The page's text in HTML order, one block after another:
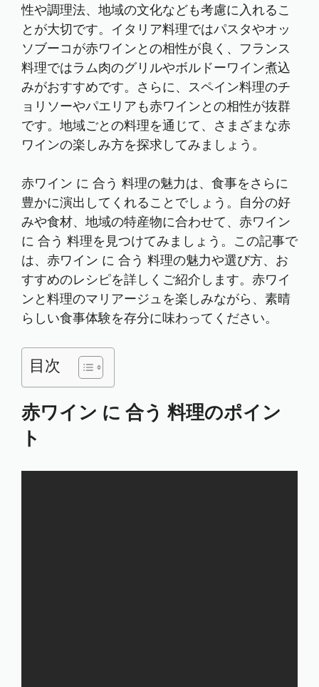
性や調理法、地域の文化なども考慮に入れるこ
とが大切です。イタリア料理ではパスタやオッ
ソブーコが赤ワインとの相性が良く、フランス
料理ではラム肉のグリルやボルドーワイン煮込
みがおすすめです。さらに、スペイン料理のチ
ョリソーやパエリアも赤ワインとの相性が抜群
です。地域ごとの料理を通じて、さまざまな赤
ワインの楽しみ方を探求してみましょう。
赤ワイン に 合う 料理の魅力は、食事をさらに
豊かに演出してくれることでしょう。自分の好
みや食材、地域の特産物に合わせて、赤ワイン
に 合う 料理を見つけてみましょう。この記事で
は、赤ワイン に 合う 料理の魅力や選び方、お
すすめのレシピを詳しくご紹介します。赤ワイ
ンと料理のマリアージュを楽しみながら、素晴
らしい食事体験を存分に味わってください。
目次
赤ワイン に 合う 料理のポイン
ト